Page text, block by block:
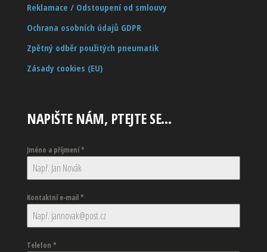
Reklamace / Odstoupení od smlouvy
Ochrana osobních údajů GDPR
Zpětný odběr použitých pneumatik
Zásady cookies (EU)
NAPIŠTE NÁM, PTEJTE SE…
Jméno a příjmení*
Kontaktní e-mail*
Telefon *